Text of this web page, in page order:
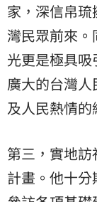
家，深信帛
灣民眾前來
光更是極具
廣大的台灣
及人民熱情的
第三，實地
計畫。他十